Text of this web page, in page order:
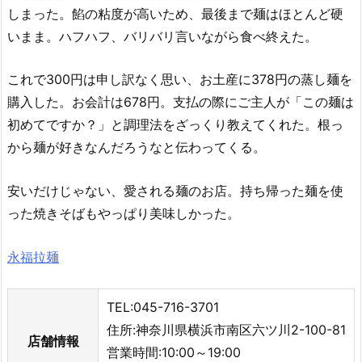
しまった。餡の粘度が高いため、最後まで麺はほとんど硬
いまま。ハフハフ、バリバリ言いながら食べ終えた。
これで300円は申し訳なく思い、お土産に378円の蒸し麺を
購入した。お会計は678円。支払の際にご主人が「この麺は
初めてですか？」と調理法をざっくり教えてくれた。根っ
から麺が好きなんだろうなと伝わってくる。
安いだけじゃない、愛される麺のお店。持ち帰った麺を使
った焼きそばもやっぱり美味しかった。
永福拉麺
店舗情報
TEL:045-716-3701
住所:神奈川県横浜市南区六ツ川2-100-81
営業時間:10:00～19:00